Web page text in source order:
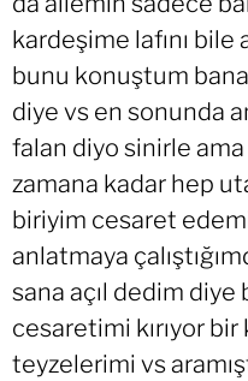
kardeşime lafını bile
bunu konuştum
diye vs en sonunda
falan diyo sinirle
zamana kadar hep
biriyim cesaret
anlatmaya
sana açıl dedim diye
cesaretimi kırıyor
teyzelerimi vs